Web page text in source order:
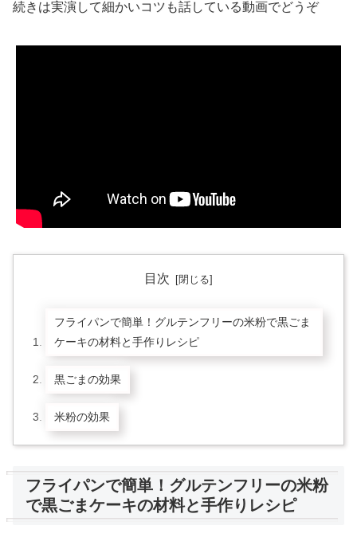
続きは実演して細かいコツも話している動画でどうぞ
目次
フライパンで簡単！グルテンフリーの米粉で黒ごま
ケーキの材料と手作りレシピ
黒ごまの効果
米粉の効果
フライパンで簡単！グルテンフリーの米粉
で黒ごまケーキの材料と手作りレシピ